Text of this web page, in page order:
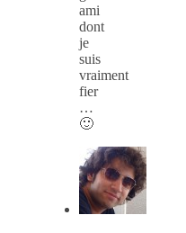
ami
dont
je
suis
vraiment
fier
…
🙂